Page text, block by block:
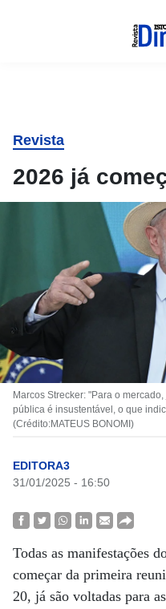
Revista
2026 já
Marcos Strecker: "Para o
pública é insustentável, o que
(Crédito:MATEUS BONOMI)
EDITORA3
31/01/2025 - 16:50
Todas as manifestações
começar da primeira
20, já são voltadas para